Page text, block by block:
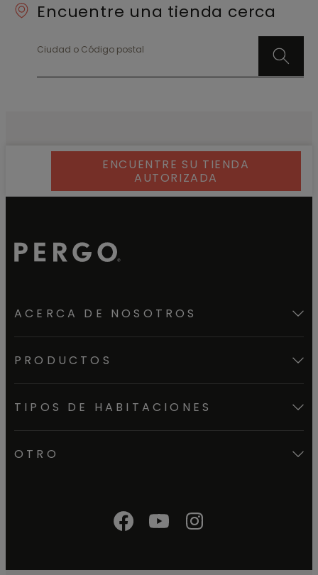
Encuentre una tienda cerca
Ciudad o Código postal
ENCUENTRE SU TIENDA
AUTORIZADA
ACERCA DE NOSOTROS
PRODUCTOS
TIPOS DE HABITACIONES
OTRO